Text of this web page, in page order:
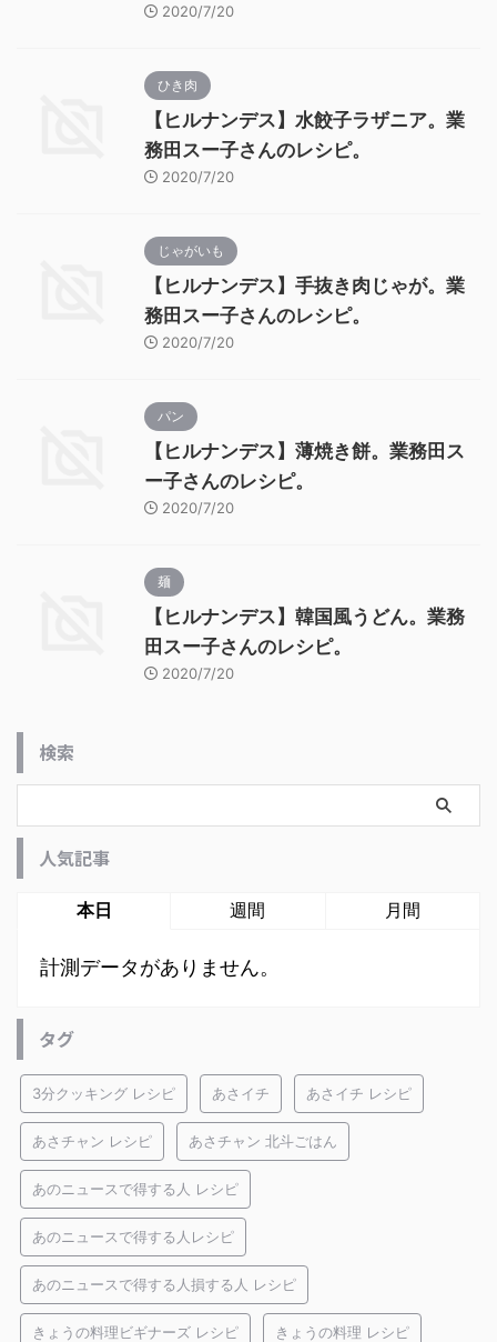
2020/7/20
ひき肉
【ヒルナンデス】水餃子ラザニア。業
務田スー子さんのレシピ。
2020/7/20
じゃがいも
【ヒルナンデス】手抜き肉じゃが。業
務田スー子さんのレシピ。
2020/7/20
パン
【ヒルナンデス】薄焼き餅。業務田ス
ー子さんのレシピ。
2020/7/20
麺
【ヒルナンデス】韓国風うどん。業務
田スー子さんのレシピ。
2020/7/20
検索
人気記事
本日 週間 月間
計測データがありません。
タグ
3分クッキング レシピ あさイチ あさイチ レシピ
あさチャン レシピ あさチャン 北斗ごはん
あのニュースで得する人 レシピ
あのニュースで得する人レシピ
あのニュースで得する人損する人 レシピ
きょうの料理ビギナーズ レシピ きょうの料理 レシピ